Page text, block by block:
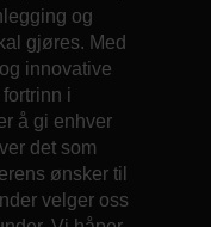
og
gjøres. Med
innovative
i
å gi enhver
det som
ønsker til
velger oss